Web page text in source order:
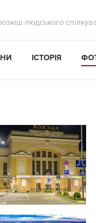
людського
ІСТОРІЯ